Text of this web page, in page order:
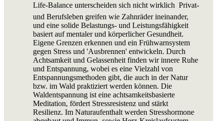
Life-Balance unterscheiden sich nicht wirklich  Privat-
und Berufsleben greifen wie Zahnräder ineinander,
und eine solide Belastungs- und Leistungsfähigkeit
basiert auf mentaler und körperlicher Gesundheit.
Eigene Grenzen erkennen und ein Frühwarnsystem
gegen Stress und 'Ausbrennen' entwickeln. Durch
Achtsamkeit und Gelassenheit finden wir innere Ruhe
und Entspannung, wobei es eine Vielzahl von
Entspannungsmethoden gibt, die auch in der Natur
bzw. im Wald praktiziert werden können. Die
Waldentspannung ist eine achtsamkeitsbasierte
Meditation, fördert Stressresistenz und stärkt
Resilienz. Im Naturaufenthalt werden Stresshormone